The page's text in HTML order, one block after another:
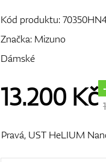
Kód produktu:
Značka: Mizuno
Dámské
13.200Kč
Pravá, UST HeLIUM